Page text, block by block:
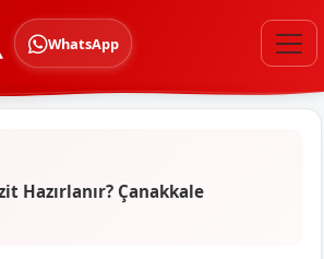
WhatsApp
Hazırlanır? Çanakkale